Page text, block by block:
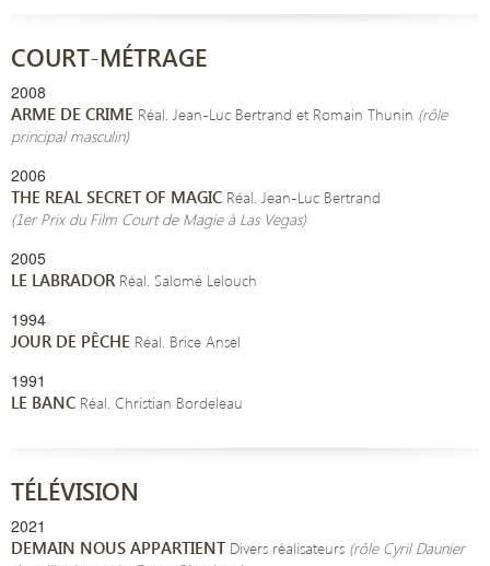
COURT-MÉTRAGE
2008
ARME DE CRIME Réal. Jean-Luc Bertrand et Romain Thunin (rôle
principal masculin)
2006
THE REAL SECRET OF MAGIC Réal. Jean-Luc Bertrand
(1er Prix du Film Court de Magie à Las Vegas)
2005
LE LABRADOR Réal. Salomé Lelouch
1994
JOUR DE PÊCHE Réal. Brice Ansel
1991
LE BANC Réal. Christian Bordeleau
TÉLÉVISION
2021
DEMAIN NOUS APPARTIENT Divers réalisateurs (rôle Cyril Daunier